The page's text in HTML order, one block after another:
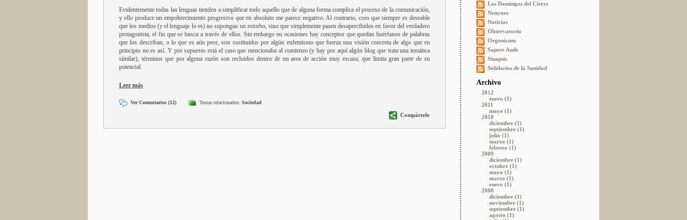
Los Domingos del Cierre
Nenyure
Noticias
Observatoriu
Orgonicum
Sapere Aude
Sinapsis
Solidarios de la Sanidad
Archivo
2012
enero (1)
2011
mayo (1)
2010
diciembre (1)
septiembre (1)
julio (1)
marzo (1)
febrero (1)
2009
diciembre (1)
octubre (1)
mayo (1)
marzo (1)
enero (1)
2008
diciembre (1)
noviembre (1)
septiembre (1)
agosto (1)
Evidentemente todas las lenguas tienden a simplificar todo aquello que de alguna forma complica el proceso de la comunicación,
y ello produce un empobrecimiento progresivo que en absoluto me parece negativo. Al contrario, creo que siempre es deseable
que los medios (y el lenguaje lo es) no supongan un estorbo, sino que simplemente pasen desapercibidos en favor del verdadero
protagonista, el fin que se busca a través de ellos. Sin embargo en ocasiones hay conceptos que quedan huérfanos de palabras
que los describan, o lo que es aún peor, son sustituidos por algún eufemismo que fuerza una visión concreta de algo que en
principio no es así. Y por supuesto está el caso que mencionaba al comienzo (y hay por aquí algún blog que trata una temática
similar), términos que por alguna razón son recluidos dentro de un area de acción muy escasa, que limita gran parte de su
potencial.
Leer más
Ver Comentarios (12) Temas relacionados: Sociedad
Compártelo